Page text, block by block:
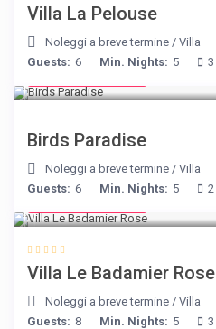
Villa La Pelouse
Noleggi a breve termine /Villa
Guests: 6 Min. Nights: 5 3
Birds Paradise
Noleggi a breve termine /Villa
Guests: 6 Min. Nights: 5 2
Villa Le Badamier Rose
Noleggi a breve termine /Villa
Guests: 8 Min. Nights: 5 3